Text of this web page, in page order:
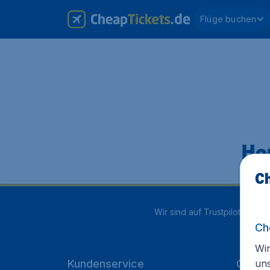
Flüge buchen
Wir sind auf Trustpilot mit
Kundenservice